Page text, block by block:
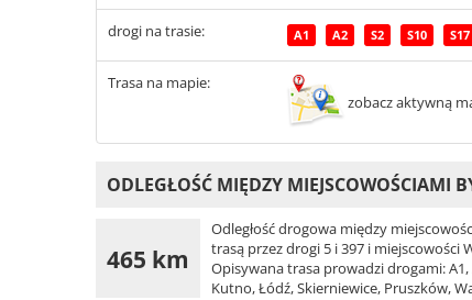
drogi na trasie: A1 A2 S2 S10 S17
Trasa na mapie:
zobacz aktywną
ODLEGŁOŚĆ MIĘDZY MIEJSCOWOŚCIAMI
465 km
Odległość drogowa między
trasą przez drogi 5 i 397 i miejscowości
Opisywana trasa prowadzi drogami: A1,
Kutno, Łódź, Skierniewice, Pruszków,